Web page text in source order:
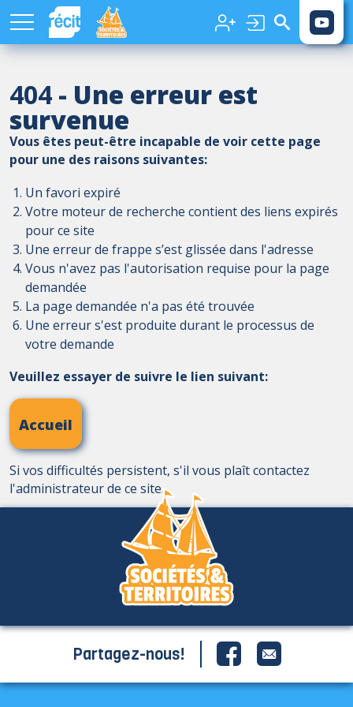
Aller au contenu principal
404 - Une erreur est
survenue
Vous êtes peut-être incapable de voir cette page
pour une des raisons suivantes:
Un favori expiré
Votre moteur de recherche contient des liens expirés
pour ce site
Une erreur de frappe s’est glissée dans l'adresse
Vous n'avez pas l'autorisation requise pour la page
demandée
La page demandée n'a pas été trouvée
Une erreur s'est produite durant le processus de
votre demande
Veuillez essayer de suivre le lien suivant:
Accueil
Si vos difficultés persistent, s'il vous plaît contactez
l'administrateur de ce site.
Partagez-nous!